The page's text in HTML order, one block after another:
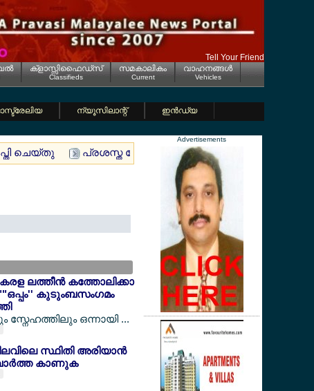
Tell Your Friend
ക്ളാസ്സിഫൈഡ്സ്
Classifieds
സമകാലികം
Current
വാഹനങ്ങള്‍
Vehicles
ന്യൂസിലാന്റ്
ഇന്‍ഡ്യ
ചെയ്തു പ്രശസ്ത സോഷ്യല്‍ വര്‍ക്കര്‍ മാത്യു
ലത്തീന്‍ കത്തോലിക്കാ
കുടുംബസംഗമം
സ്നേഹത്തിലും ഒന്നായി ...
സ്ഥിതി അരിയാന്‍
കാണുക
Advertisements